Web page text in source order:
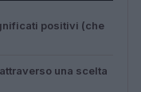
positivi (che
una scelta